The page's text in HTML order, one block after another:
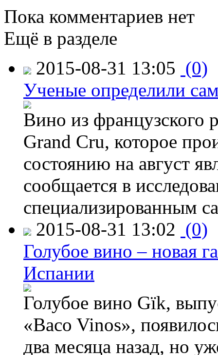
Пока комментариев нет
Ещё в разделе
2015-08-31 13:05 (0)
Ученые определили
Вино из французского
Grand Cru, которое
состоянию на август
сообщается в
специализированным
2015-08-31 13:02 (0)
Голубое вино – новая
Испании
Голубое вино Gïk,
«Baco Vinos»,
два месяца назад, но